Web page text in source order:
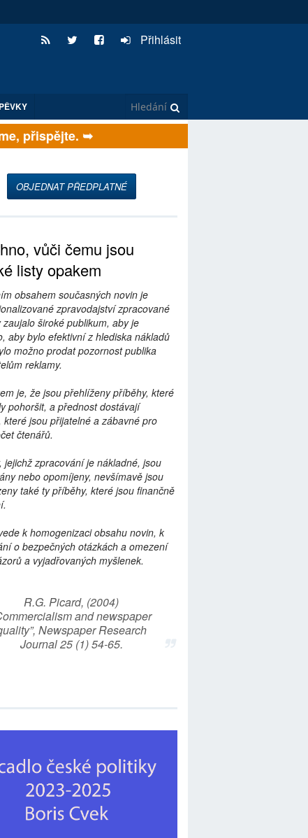
Přihlásit
přispějte. ➥
OBJEDNAT PŘEDPLATNÉ
vůči čemu jsou
listy opakem
obsahem současných novin je
zpravodajství zpracované
zaujalo široké publikum, aby je
aby bylo efektivní z hlediska nákladů
možno prodat pozornost publika
reklamy.
je, že jsou přehlíženy příběhy, které
pohoršit, a přednost dostávají
které jsou přijatelné a zábavné pro
čtenářů.
jejichž zpracování je nákladné, jsou
nebo opomíjeny, nevšímavě jsou
také ty příběhy, které jsou finančně
k homogenizaci obsahu novin, k
o bezpečných otázkách a omezení
a vyjadřovaných myšlenek.
R.G. Picard, (2004)
and newspaper
Newspaper Research
Journal 25 (1) 54-65.